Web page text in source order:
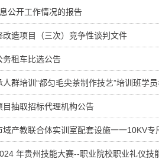
公开工作情况的报告
造项目（三次）竞争性谈判文件
务租车比选公告
群培训“都匀毛尖茶制作技艺”培训班学
抽取招标代理机构公告
产教联合体实训室配套设施一一10KV
年贵州技能大赛--职业院校职业礼仪技